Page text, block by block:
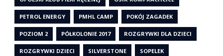
PETROL ENERGY PMHL CAMP POKÓJ ZAGADEK
POZIOM 2 PÓŁKOLONIE 2017 ROZGRYWKI DLA DZIECI
ROZGRYWKI DZIECI SILVERSTONE SOPELEK